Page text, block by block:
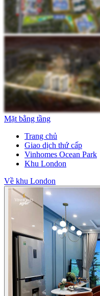
Mặt bằng tầng
Trang chủ
Giao dịch thứ cấp
Vinhomes Ocean Park
Khu London
Về khu London